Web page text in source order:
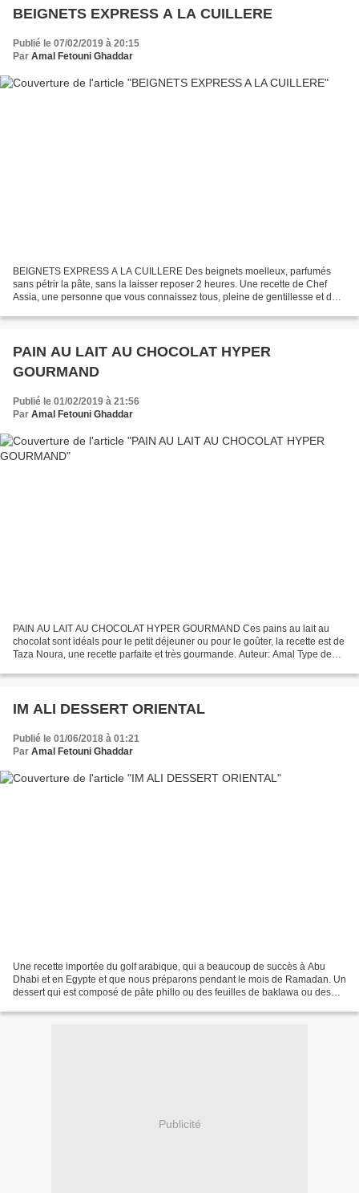
BEIGNETS EXPRESS A LA CUILLERE
Publié le 07/02/2019 à 20:15
Par Amal Fetouni Ghaddar
BEIGNETS EXPRESS A LA CUILLERE Des beignets moelleux, parfumés
sans pétrir la pâte, sans la laisser reposer 2 heures. Une recette de Chef
Assia, une personne que vous connaissez tous, pleine de gentillesse et de
PAIN AU LAIT AU CHOCOLAT HYPER
GOURMAND
Publié le 01/02/2019 à 21:56
Par Amal Fetouni Ghaddar
PAIN AU LAIT AU CHOCOLAT HYPER GOURMAND Ces pains au lait au
chocolat sont idéals pour le petit déjeuner ou pour le goûter, la recette est de
Taza Noura, une recette parfaite et très gourmande. Auteur: Amal Type de
IM ALI DESSERT ORIENTAL
Publié le 01/06/2018 à 01:21
Par Amal Fetouni Ghaddar
Une recette importée du golf arabique, qui a beaucoup de succès à Abu
Dhabi et en Egypte et que nous préparons pendant le mois de Ramadan. Un
dessert qui est composé de pâte phillo ou des feuilles de baklawa ou des
Publicité